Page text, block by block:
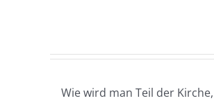
Wie wird man Teil der